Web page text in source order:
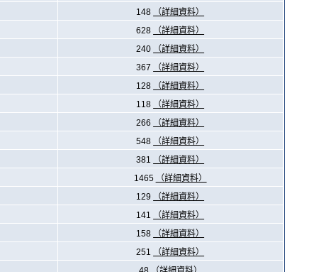
148
（詳細資料）
628
（詳細資料）
240
（詳細資料）
367
（詳細資料）
128
（詳細資料）
118
（詳細資料）
266
（詳細資料）
548
（詳細資料）
381
（詳細資料）
1465
（詳細資料）
129
（詳細資料）
141
（詳細資料）
158
（詳細資料）
251
（詳細資料）